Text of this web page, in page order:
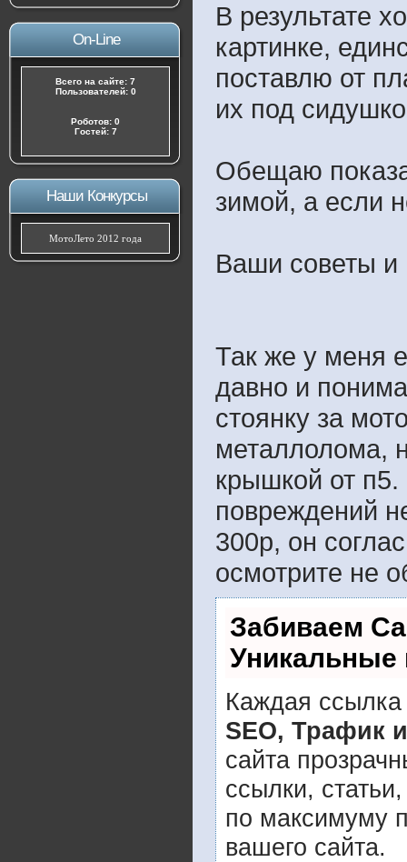
On-Line
Всего на сайте: 7
Пользователей: 0
Роботов: 0
Гостей: 7
Наши Конкурсы
МотоЛето 2012 года
В результате
картинке,
поставлю от
их под
Обещаю
зимой, а если
Ваши советы и
Так же у меня
давно и
стоянку за
металлолома,
крышкой от
повреждений
300р, он
осмотрите не
Забиваем
Уникальные
Каждая ссылка
SEO, Трафик
сайта
ссылки,
по максимуму
вашего сайта.